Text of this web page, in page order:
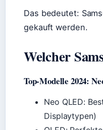
Das bedeutet:
gekauft werden.
Welcher
Top-Modelle 2024:
Neo QLED:
Displaytypen)